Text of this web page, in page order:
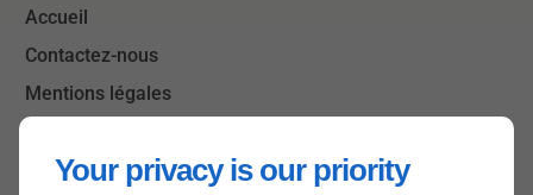
Your privacy is our priority
Accueil
Contactez-nous
Mentions légales